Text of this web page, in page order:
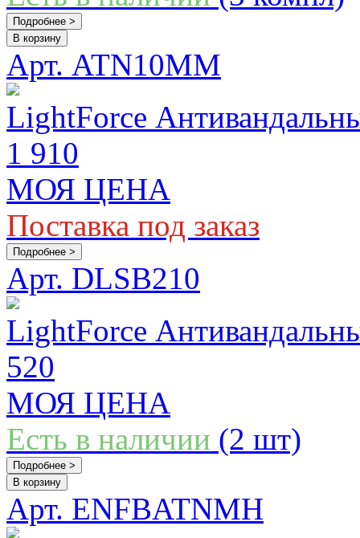
Подробнее >
В корзину
Арт. ATN10MM
LightForce
1 910
МОЯ ЦЕНА
Поставка под заказ
Подробнее >
Арт. DLSB210
LightForce
520
МОЯ ЦЕНА
Есть в наличии (2 шт)
Подробнее >
В корзину
Арт. ENFBATNMH